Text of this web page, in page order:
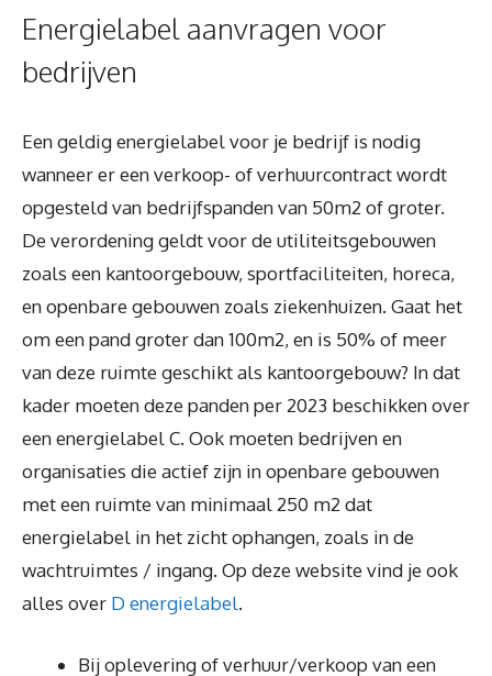
Energielabel aanvragen voor
bedrijven
Een geldig energielabel voor je bedrijf is nodig
wanneer er een verkoop- of verhuurcontract wordt
opgesteld van bedrijfspanden van 50m2 of groter.
De verordening geldt voor de utiliteitsgebouwen
zoals een kantoorgebouw, sportfaciliteiten, horeca,
en openbare gebouwen zoals ziekenhuizen. Gaat het
om een pand groter dan 100m2, en is 50% of meer
van deze ruimte geschikt als kantoorgebouw? In dat
kader moeten deze panden per 2023 beschikken over
een energielabel C. Ook moeten bedrijven en
organisaties die actief zijn in openbare gebouwen
met een ruimte van minimaal 250 m2 dat
energielabel in het zicht ophangen, zoals in de
wachtruimtes / ingang. Op deze website vind je ook
alles over D energielabel.
Bij oplevering of verhuur/verkoop van een